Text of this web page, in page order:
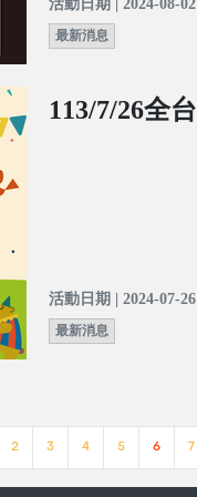
活動日期 | 2024-08-
最新消息
113/7/26全
活動日期 | 2024-07-
最新消息
2 3 4 5 6 7